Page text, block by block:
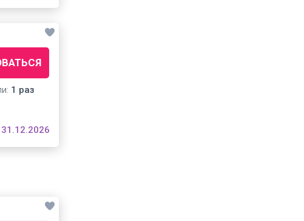
1 раз
31.12.2026